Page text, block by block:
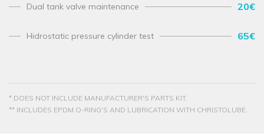
Dual tank valve maintenance 20€
Hidrostatic pressure cylinder test 65€
* DOES NOT INCLUDE MANUFACTURER'S PARTS KIT.
** INCLUDES EPDM O-RING'S AND LUBRICATION WITH CHRISTOLUBE.